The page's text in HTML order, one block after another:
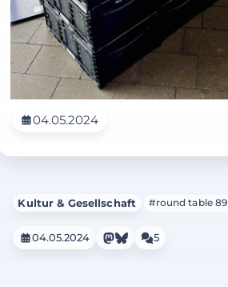
04.05.2024
Kultur & Gesellschaft #round table 89
04.05.2024 5